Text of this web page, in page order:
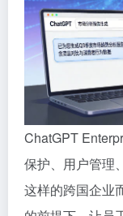
ChatGPT
保护、用户管理
这样的跨国企业